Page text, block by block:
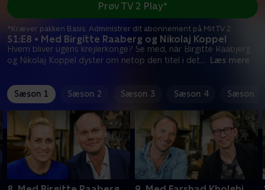
S1:E8 • Med Birgitte Raaberg og Nikolaj Koppel
Hvem bliver ugens krejlerkonge? Se med, når Birgitte Raabjerg
og Nikolaj Koppel dyster om netop den titel i det... Læs mere
Prøv TV 2 Play*
*Kræver pakken Basis. Administrer dit abonnement på Mit TV 2.
Sæson 1 Sæson 2 Sæson 3 Sæson 4 Sæson 5